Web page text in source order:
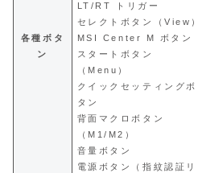
各種ボタ
ン
LT/RT トリガー
セレクトボタン（View）
MSI Center M ボタン
スタートボタン
（Menu）
クイックセッティングボ
タン
背面マクロボタン
（M1/M2）
音量ボタン
電源ボタン（指紋認証リ